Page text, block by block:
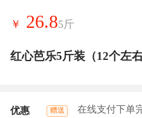
￥ 26.85斤
红心芭乐5斤装（12个左
优惠 赠送 在线支付下单